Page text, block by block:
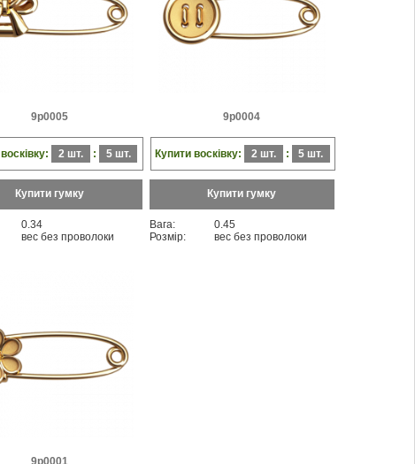
9p0005
2 шт. : 5 шт.
Купити гумку
0.34
вес без проволоки
9p0004
Купити восківку: 2 шт. : 5 шт.
Купити гумку
Вага:
0.45
Розмір:
вес без проволоки